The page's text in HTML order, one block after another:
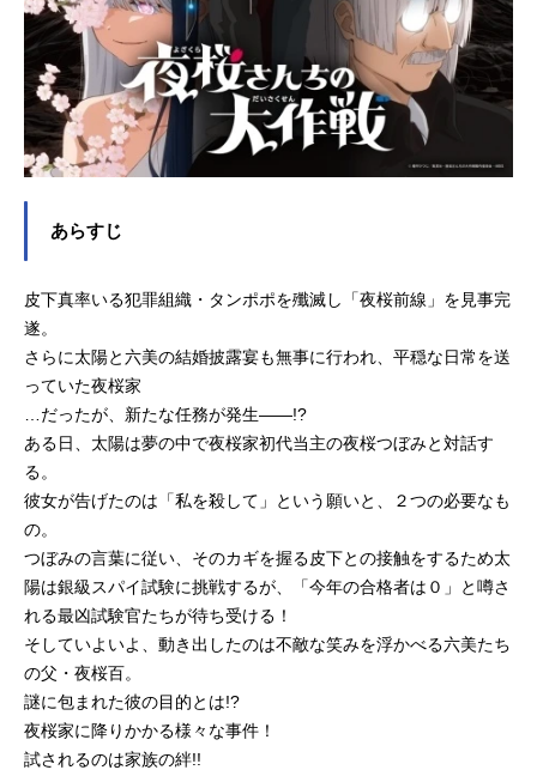
あらすじ
皮下真率いる犯罪組織・タンポポを殲滅し「夜桜前線」を見事完
遂。
さらに太陽と六美の結婚披露宴も無事に行われ、平穏な日常を送
っていた夜桜家
…だったが、新たな任務が発生――!?
ある日、太陽は夢の中で夜桜家初代当主の夜桜つぼみと対話す
る。
彼女が告げたのは「私を殺して」という願いと、２つの必要なも
の。
つぼみの言葉に従い、そのカギを握る皮下との接触をするため太
陽は銀級スパイ試験に挑戦するが、「今年の合格者は０」と噂さ
れる最凶試験官たちが待ち受ける！
そしていよいよ、動き出したのは不敵な笑みを浮かべる六美たち
の父・夜桜百。
謎に包まれた彼の目的とは!?
夜桜家に降りかかる様々な事件！
試されるのは家族の絆!!